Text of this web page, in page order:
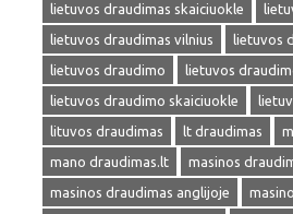
lietuvos draudimas skaiciuokle
lietuvos draudimas vilnius
lietuvos
lietuvos draudimo
lietuvos
lietuvos draudimo skaiciuokle
lituvos draudimas
lt draudimas
mano draudimas.lt
masinos
masinos draudimas anglijoje